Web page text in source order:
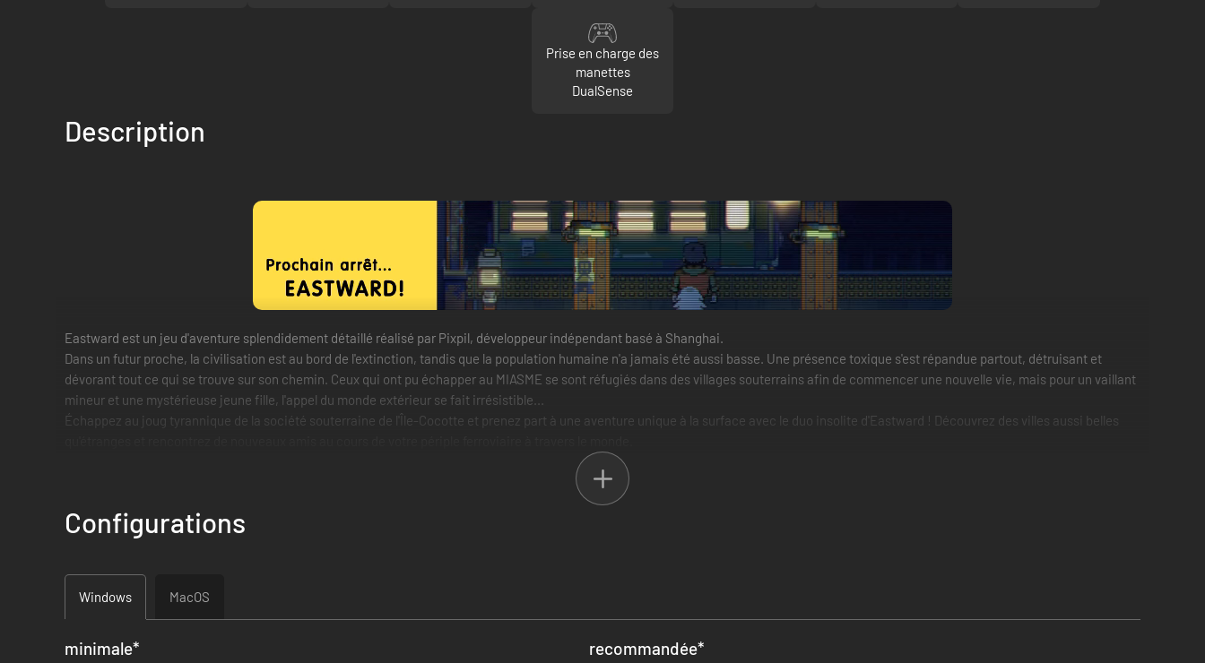
Prise en charge des
manettes
DualSense
Description
Eastward est un jeu d'aventure splendidement détaillé réalisé par Pixpil, développeur indépendant basé à Shanghai.
Dans un futur proche, la civilisation est au bord de l'extinction, tandis que la population humaine n'a jamais été aussi basse. Une présence toxique s'est répandue partout, détruisant et
dévorant tout ce qui se trouve sur son chemin. Ceux qui ont pu échapper au MIASME se sont réfugiés dans des villages souterrains afin de commencer une nouvelle vie, mais pour un vaillant
mineur et une mystérieuse jeune fille, l'appel du monde extérieur se fait irrésistible...
Échappez au joug tyrannique de la société souterraine de l'Île-Cocotte et prenez part à une aventure unique à la surface avec le duo insolite d'Eastward ! Découvrez des villes aussi belles
Configurations
Windows MacOS
minimale* recommandée*